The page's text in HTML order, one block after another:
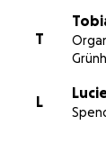
zu einem
Vielleicht
Jeder
T
L